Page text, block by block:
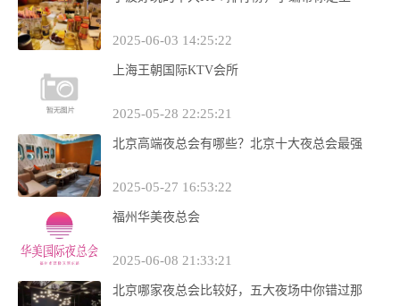
2025-06-03 14:25:22
上海王朝国际KTV会所
2025-05-28 22:25:21
北京高端夜总会有哪些？北京十大夜总会最强
2025-05-27 16:53:22
福州华美夜总会
2025-06-08 21:33:21
北京哪家夜总会比较好，五大夜场中你错过那